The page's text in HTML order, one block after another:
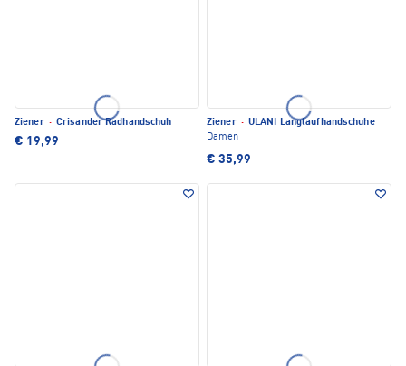
Ziener · Crisander Radhandschuh
€ 19,99
Ziener · ULANI Langlaufhandschuhe
Damen
€ 35,99